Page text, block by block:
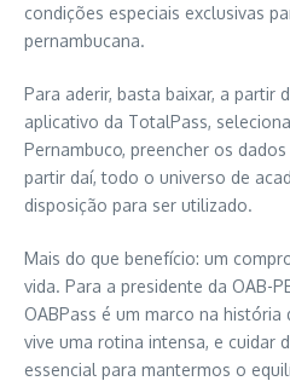
condições especiais exclusivas
pernambucana.
Para aderir, basta baixar, a partir
aplicativo da TotalPass,
Pernambuco, preencher os
partir daí, todo o universo de
disposição para ser utilizado.
Mais do que benefício: um
vida. Para a presidente da OAB-
OABPass é um marco na história
vive uma rotina intensa, e cuidar
essencial para mantermos o